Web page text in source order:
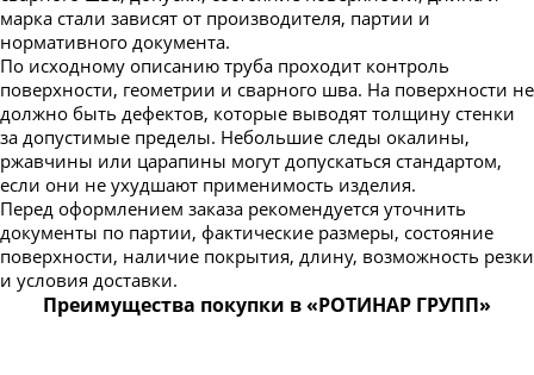
марка стали зависят от производителя, партии и
нормативного документа.
По исходному описанию труба проходит контроль
поверхности, геометрии и сварного шва. На поверхности не
должно быть дефектов, которые выводят толщину стенки
за допустимые пределы. Небольшие следы окалины,
ржавчины или царапины могут допускаться стандартом,
если они не ухудшают применимость изделия.
Перед оформлением заказа рекомендуется уточнить
документы по партии, фактические размеры, состояние
поверхности, наличие покрытия, длину, возможность резки
и условия доставки.
Преимущества покупки в «РОТИНАР ГРУПП»